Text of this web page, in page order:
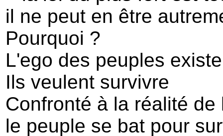
il ne peut en être
Pourquoi ?
L'ego des peuples existe
Ils veulent survivre
Confronté à la réalité de
le peuple se bat pour